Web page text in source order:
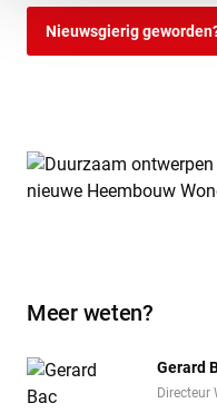
Nieuwsgierig
Meer weten?
Gerard
Directeur